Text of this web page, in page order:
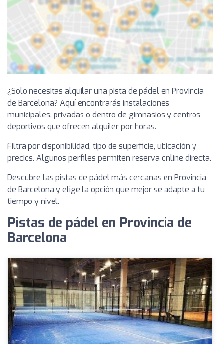
¿Solo necesitas alquilar una pista de pádel en Provincia
de Barcelona? Aquí encontrarás instalaciones
municipales, privadas o dentro de gimnasios y centros
deportivos que ofrecen alquiler por horas.
Filtra por disponibilidad, tipo de superficie, ubicación y
precios. Algunos perfiles permiten reserva online directa.
Descubre las pistas de pádel más cercanas en Provincia
de Barcelona y elige la opción que mejor se adapte a tu
tiempo y nivel.
Pistas de pádel en Provincia de
Barcelona